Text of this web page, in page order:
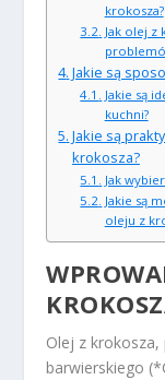
krokosza?
Jak olej
Jakie są
Jakie są
kuchni?
Jakie są
krokosza?
Jak
Jakie są
oleju z
Olej z
barwierskiego